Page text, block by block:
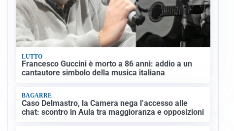
LUTTO
Francesco Guccini è morto a 86 anni: addio a un
cantautore simbolo della musica italiana
BAGARRE
Caso Delmastro, la Camera nega l’accesso alle
chat: scontro in Aula tra maggioranza e opposizioni